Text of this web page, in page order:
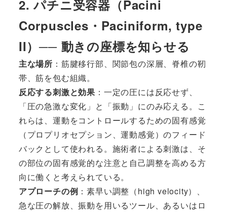
2. パチニ受容器（Pacini
Corpuscles・Paciniform, type
II）── 動きの座標を知らせる
主な場所 ：筋腱移行部、関節包の深層、脊椎の靭
帯、筋を包む組織。
反応する刺激と効果 ：一定の圧には反応せず、
「圧の急激な変化」と「振動」にのみ応える。こ
れらは、運動をコントロールするための固有感覚
（プロプリオセプション、運動感覚）のフィード
バックとして使われる。施術者による刺激は、そ
の部位の固有感覚的な注意と自己調整を高める方
向に働くと考えられている。
アプローチの例 ：素早い調整（high velocity）、
急な圧の解放、振動を用いるツール、あるいはロ